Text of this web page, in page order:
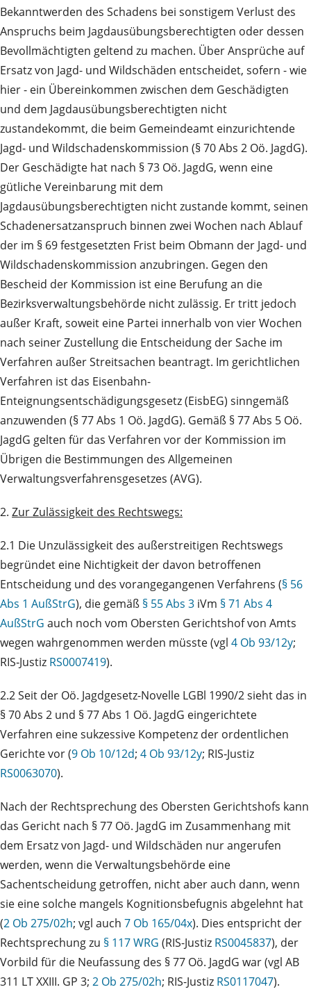
Bekanntwerden des Schadens bei sonstigem Verlust des
Anspruchs beim Jagdausübungsberechtigten oder dessen
Bevollmächtigten geltend zu machen. Über Ansprüche auf
Ersatz von Jagd- und Wildschäden entscheidet, sofern - wie
hier - ein Übereinkommen zwischen dem Geschädigten
und dem Jagdausübungsberechtigten nicht
zustandekommt, die beim Gemeindeamt einzurichtende
Jagd- und Wildschadenskommission (§ 70 Abs 2 Oö. JagdG).
Der Geschädigte hat nach § 73 Oö. JagdG, wenn eine
gütliche Vereinbarung mit dem
Jagdausübungsberechtigten nicht zustande kommt, seinen
Schadenersatzanspruch binnen zwei Wochen nach Ablauf
der im § 69 festgesetzten Frist beim Obmann der Jagd- und
Wildschadenskommission anzubringen. Gegen den
Bescheid der Kommission ist eine Berufung an die
Bezirksverwaltungsbehörde nicht zulässig. Er tritt jedoch
außer Kraft, soweit eine Partei innerhalb von vier Wochen
nach seiner Zustellung die Entscheidung der Sache im
Verfahren außer Streitsachen beantragt. Im gerichtlichen
Verfahren ist das Eisenbahn-
Enteignungsentschädigungsgesetz (EisbEG) sinngemäß
anzuwenden (§ 77 Abs 1 Oö. JagdG). Gemäß § 77 Abs 5 Oö.
JagdG gelten für das Verfahren vor der Kommission im
Übrigen die Bestimmungen des Allgemeinen
Verwaltungsverfahrensgesetzes (AVG).
2. Zur Zulässigkeit des Rechtswegs:
2.1 Die Unzulässigkeit des außerstreitigen Rechtswegs
begründet eine Nichtigkeit der davon betroffenen
Entscheidung und des vorangegangenen Verfahrens (§ 56
Abs 1 AußStrG), die gemäß § 55 Abs 3 iVm § 71 Abs 4
AußStrG auch noch vom Obersten Gerichtshof von Amts
wegen wahrgenommen werden müsste (vgl 4 Ob 93/12y;
RIS‑Justiz RS0007419).
2.2 Seit der Oö. Jagdgesetz-Novelle LGBl 1990/2 sieht das in
§ 70 Abs 2 und § 77 Abs 1 Oö. JagdG eingerichtete
Verfahren eine sukzessive Kompetenz der ordentlichen
Gerichte vor (9 Ob 10/12d; 4 Ob 93/12y; RIS‑Justiz
RS0063070).
Nach der Rechtsprechung des Obersten Gerichtshofs kann
das Gericht nach § 77 Oö. JagdG im Zusammenhang mit
dem Ersatz von Jagd- und Wildschäden nur angerufen
werden, wenn die Verwaltungsbehörde eine
Sachentscheidung getroffen, nicht aber auch dann, wenn
sie eine solche mangels Kognitionsbefugnis abgelehnt hat
(2 Ob 275/02h; vgl auch 7 Ob 165/04x). Dies entspricht der
Rechtsprechung zu § 117 WRG (RIS-Justiz RS0045837), der
Vorbild für die Neufassung des § 77 Oö. JagdG war (vgl AB
311 LT XXIII. GP 3; 2 Ob 275/02h; RIS-Justiz RS0117047).